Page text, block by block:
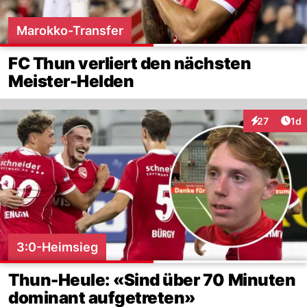
Marokko-Transfer
FC Thun verliert den nächsten
Meister-Helden
27 1d
3:0-Heimsieg
Thun-Heule: «Sind über 70 Minuten
dominant aufgetreten»